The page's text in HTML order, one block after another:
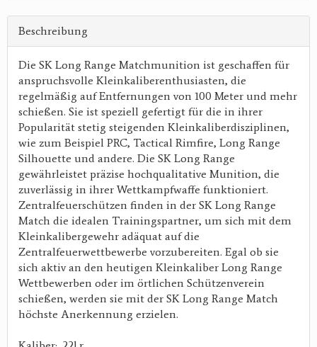
Beschreibung
Die SK Long Range Matchmunition ist geschaffen für
anspruchsvolle Kleinkaliberenthusiasten, die
regelmäßig auf Entfernungen von 100 Meter und mehr
schießen. Sie ist speziell gefertigt für die in ihrer
Popularität stetig steigenden Kleinkaliberdisziplinen,
wie zum Beispiel PRC, Tactical Rimfire, Long Range
Silhouette und andere. Die SK Long Range
gewährleistet präzise hochqualitative Munition, die
zuverlässig in ihrer Wettkampfwaffe funktioniert.
Zentralfeuerschützen finden in der SK Long Range
Match die idealen Trainingspartner, um sich mit dem
Kleinkalibergewehr adäquat auf die
Zentralfeuerwettbewerbe vorzubereiten. Egal ob sie
sich aktiv an den heutigen Kleinkaliber Long Range
Wettbewerben oder im örtlichen Schützenverein
schießen, werden sie mit der SK Long Range Match
höchste Anerkennung erzielen.